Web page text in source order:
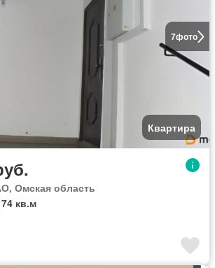
7фото
Квартира
Омская область
74 кв.м